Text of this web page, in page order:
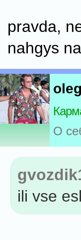
pravda,
nahgys
О
ili vse